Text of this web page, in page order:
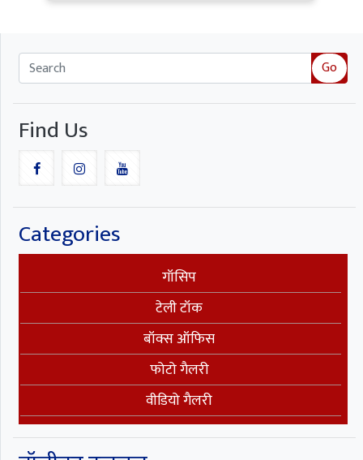
Go
Find Us
Categories
गॉसिप
टेली टॉक
बॉक्स ऑफिस
फोटो गैलरी
वीडियो गैलरी